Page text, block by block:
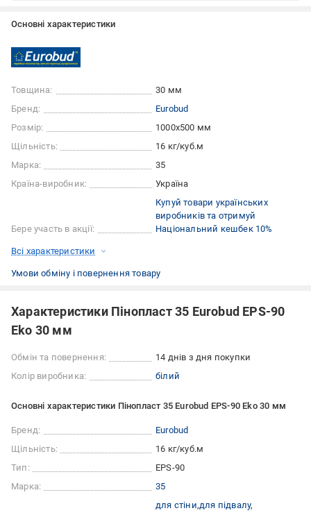
Основні характеристики
Товщина:
30 мм
Бренд:
Eurobud
Розмір:
1000x500 мм
Щільність:
16 кг/куб.м
Марка:
35
Країна-виробник:
Україна
Бере участь в акції:
Купуй товари українських
виробників та отримуй
Національний кешбек 10%
Всі характеристики
Умови обміну і повернення товару
Характеристики Пінопласт 35 Eurobud EPS-90
Eko 30 мм
Обмін та повернення:
14 днів з дня покупки
Колір виробника:
білий
Основні характеристики Пінопласт 35 Eurobud EPS-90 Eko 30 мм
Бренд:
Eurobud
Щільність:
16 кг/куб.м
Тип:
EPS-90
Марка:
35
для стіни для підвалу